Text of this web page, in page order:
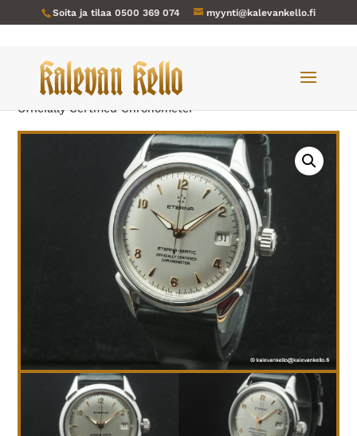
Soita ja tilaa 0500 369 074 myynti@kalevankello.fi
Verkkokauppa/Miesten kellot
/ Eterna-362 Eterna-Matic
Officially Certified Chronometer